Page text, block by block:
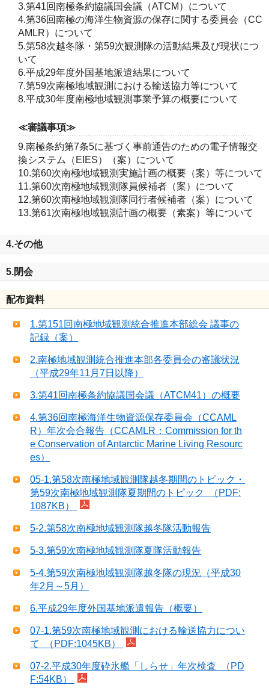
3.第41回南極条約協議国会議（ATCM）について
4.第36回南極の海洋生物資源の保存に関する委員会（CC
AMLR）について
5.第58次越冬隊・第59次観測隊の活動結果及び現状につ
いて
6.平成29年度外国基地派遣結果について
7.第59次南極地域観測における輸送協力等について
8.平成30年度南極地域観測事業予算の概要について
≪審議事項≫
9.南極条約第7条5に基づく事前通告のための電子情報交
換システム（EIES）（案）について
10.第60次南極地域観測実施計画の概要（案）等について
11.第60次南極地域観測隊員候補者（案）について
12.第60次南極地域観測隊同行者候補者（案）について
13.第61次南極地域観測計画の概要（素案）等について
4.その他
5.閉会
配布資料
1.第151回南極地域観測統合推進本部総会 議事の
記録（案）
2.南極地域観測統合推進本部各委員会の審議状況
（平成29年11月7日以降）
3.第41回南極条約協議国会議（ATCM41）の概要
4.第36回南極海洋生物資源保存委員会（CCAML
R）年次会合報告（CCAMLR：Commission for th
e Conservation of Antarctic Marine Living Resourc
es）
05-1.第58次南極地域観測隊越冬期間のトピック・
第59次南極地域観測隊夏期間のトピック （PDF:
1087KB）
5-2.第58次南極地域観測隊越冬隊活動報告
5-3.第59次南極地域観測隊夏隊活動報告
5-4.第59次南極地域観測隊越冬隊の現況（平成30
年2月～5月）
6.平成29年度外国基地派遣報告（概要）
07-1.第59次南極地域観測における輸送協力につい
て （PDF:1045KB）
07-2.平成30年度砕氷艦「しらせ」年次検査 （PD
F:54KB）